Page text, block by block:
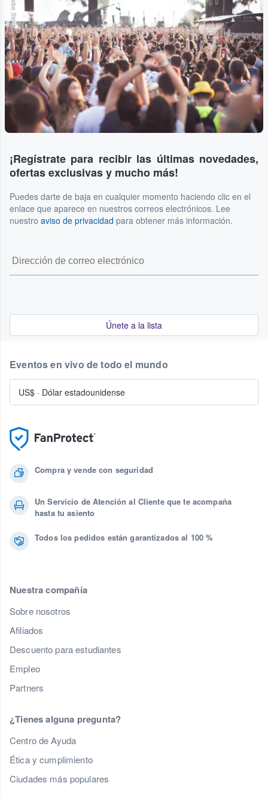
Adobe Stock
¡Regístrate para recibir las últimas novedades,
ofertas exclusivas y mucho más!
Puedes darte de baja en cualquier momento haciendo clic en el
enlace que aparece en nuestros correos electrónicos. Lee
nuestro aviso de privacidad para obtener más información.
Únete a la lista
Compra y vende con seguridad
Un Servicio de Atención al Cliente que te acompaña
hasta tu asiento
Todos los pedidos están garantizados al 100 %
Nuestra compañía
Sobre nosotros
Afiliados
Descuento para estudiantes
Empleo
Partners
¿Tienes alguna pregunta?
Centro de Ayuda
Ética y cumplimiento
Ciudades más populares
Eventos en vivo de todo el mundo
US$ · Dólar estadounidense